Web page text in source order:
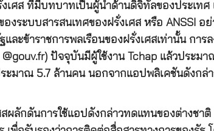
เศส ที่มีบทบาทเป็นผู้นำด้านดิจิทัลของประเท
งระบบสารสนเทศของฝรั่งเศส หรือ ANSSI อ
และข้าราชการพลเรือนของฝรั่งเศสเท่านั้น การ
@gouv.fr) ปัจจุบันมีผู้ใช้งาน Tchap แล้วประ
ะมาณ 5.7 ล้านคน นอกจากแอปพลิเคชันดังกล่
ผลักดันการใช้แอปดังกล่าวทดแทนของต่างชา